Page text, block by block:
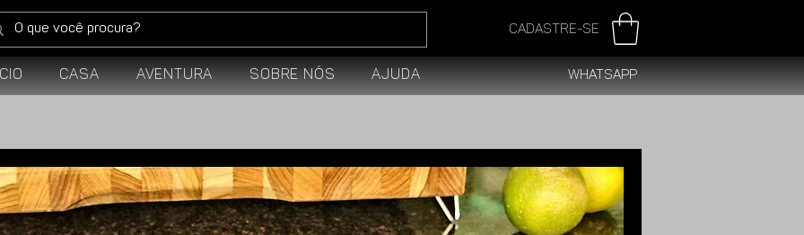
Cadastre-se
Casa Aventura Sobre Nós Ajuda WhatsApp